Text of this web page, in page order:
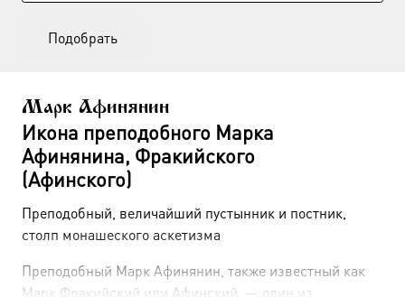
Подобрать
Марк Афинянин
Икона преподобного Марка
Афинянина, Фракийского
(Афинского)
Преподобный, величайший пустынник и постник,
столп монашеского аскетизма
Преподобный Марк Афинянин, также известный как
Марк Фракийский или Афинский, — один из